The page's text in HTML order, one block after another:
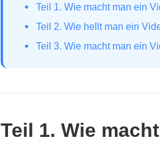
Teil 1. Wie macht man ein
Teil 2. Wie hellt man ein
Teil 3. Wie macht man ein
Teil 1. Wie